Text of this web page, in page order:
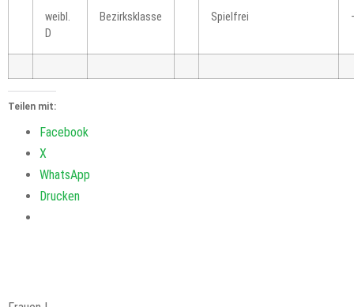
weibl.
D
Bezirksklasse Spielfrei
Teilen mit:
Facebook
X
WhatsApp
Drucken